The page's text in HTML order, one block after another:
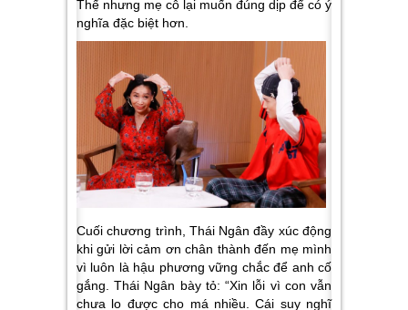
Thế nhưng mẹ cô lại muốn đúng dịp để có ý
nghĩa đặc biệt hơn.
Cuối chương trình, Thái Ngân đầy xúc động
khi gửi lời cảm ơn chân thành đến mẹ mình
vì luôn là hậu phương vững chắc để anh cố
gắng. Thái Ngân bày tỏ:“Xin lỗi vì con vẫn
chưa lo được cho má nhiều. Cái suy nghĩ